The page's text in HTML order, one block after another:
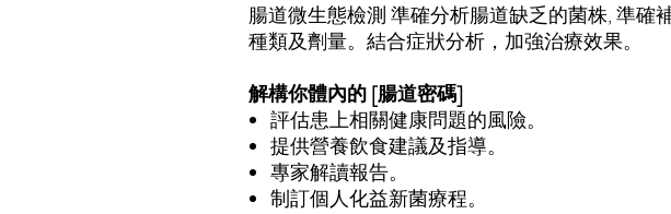
腸道微生態檢測準確分析腸道缺乏的菌株,準確
種類及劑量。結合症狀分析，加強治療效果。
解構你體內的[腸道密碼]
評估患上相關健康問題的風險。
提供營養飲食建議及指導。
專家解讀報告。
制訂個人化益新菌療程。